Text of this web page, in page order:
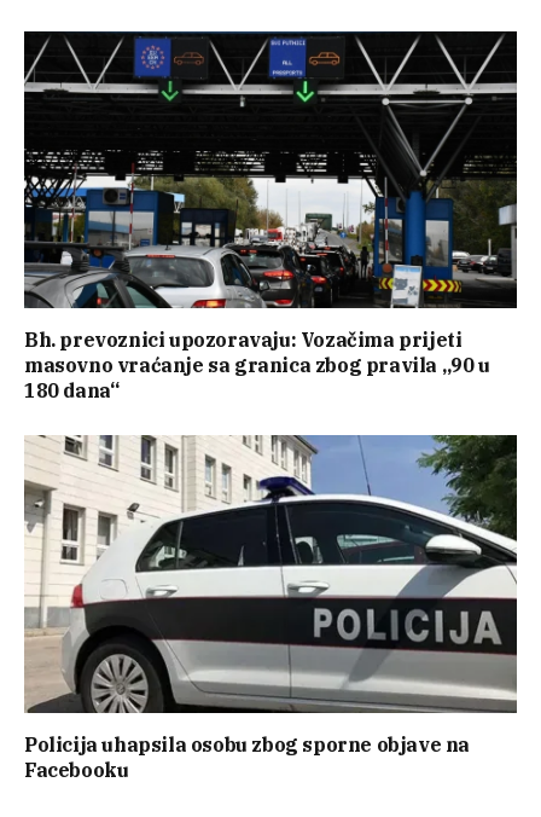
Bh. prevoznici upozoravaju: Vozačima prijeti
masovno vraćanje sa granica zbog pravila „90 u
180 dana“
Policija uhapsila osobu zbog sporne objave na
Facebooku